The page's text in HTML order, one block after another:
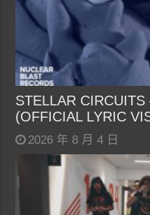
STELLAR
(OFFICIAL LYRIC
2026 年 8 月 4 日